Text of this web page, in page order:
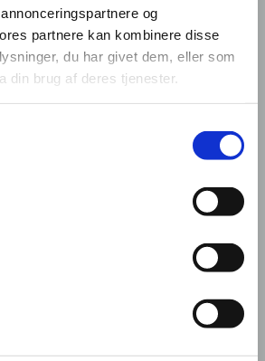
og
partnere kan kombinere disse
du har givet dem, eller som
din brug af deres tjenester.